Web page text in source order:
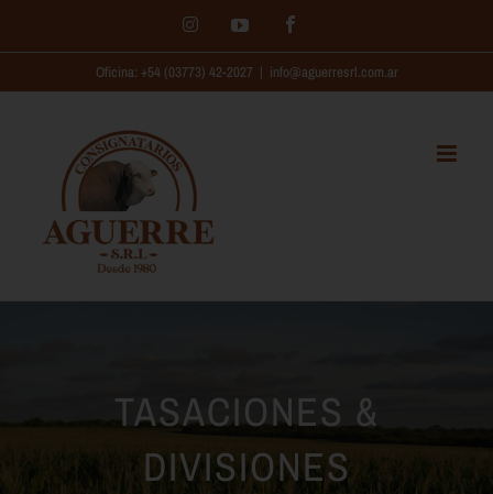
al
contenido
InstagramYouTube
Oficina: +54 (03773) 42-2027 | info@aguerresrl.com.ar
TASACIONES &
DIVISIONES